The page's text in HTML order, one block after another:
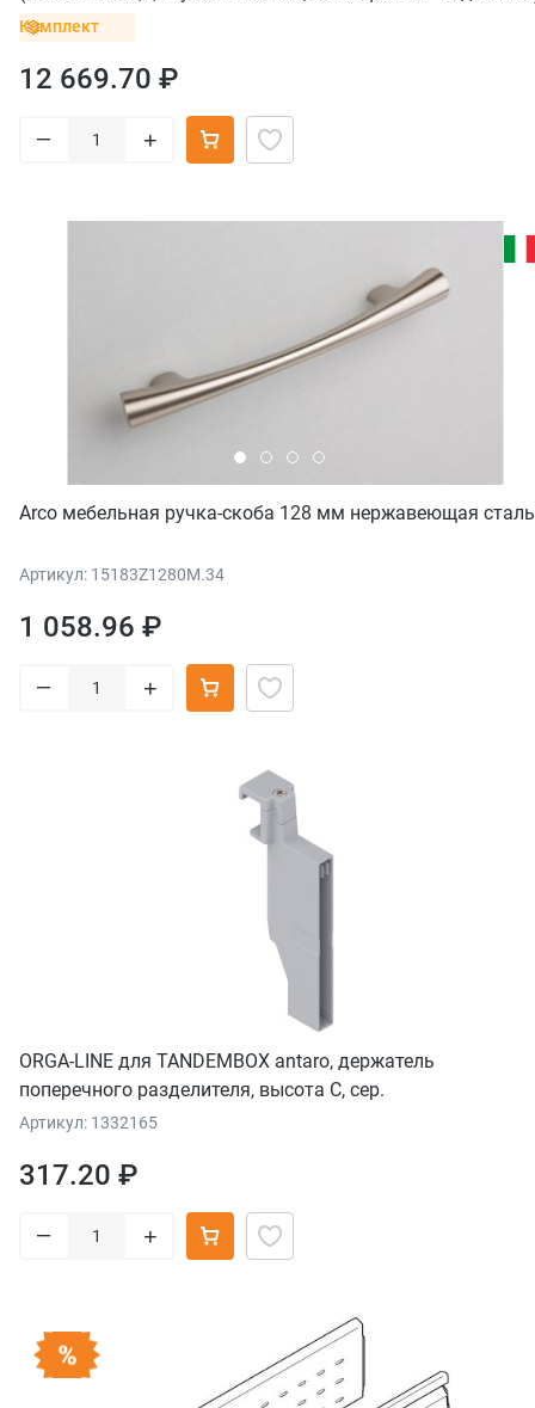
белый
Комплект
12 669.70 ₽
– +
Arco мебельная ручка-скоба 128 мм нержавеющая сталь
Артикул: 15183Z1280M.34
1 058.96 ₽
– +
ORGA-LINE для TANDEMBOX antaro, держатель
поперечного разделителя, высота C, сер.
Артикул: 1332165
317.20 ₽
– +